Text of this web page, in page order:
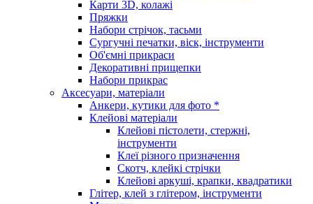
Карти 3D, колажі
Пряжки
Набори стрічок, тасьми
Сургучні печатки, віск, інструменти
Об'ємні прикраси
Декоративні прищепки
Набори прикрас
Аксесуари, матеріали
Анкери, кутики для фото *
Клейові матеріали
Клейові пістолети, стержні,
інструменти
Клеї різного призначення
Скотч, клейкі стрічки
Клейові аркуші, крапки, квадратики
Глітер, клей з глітером, інструменти